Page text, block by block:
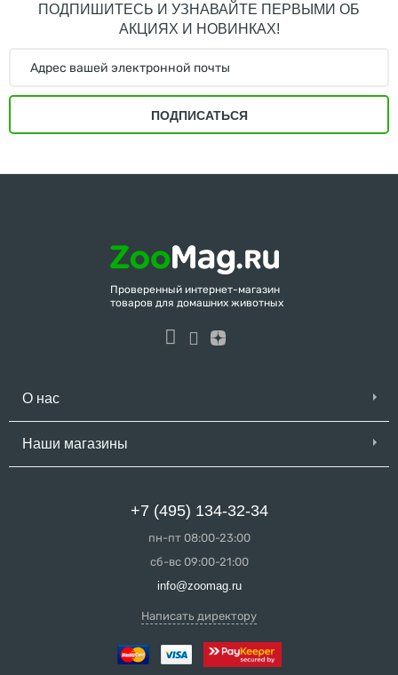
ПОДПИШИТЕСЬ И УЗНАВАЙТЕ ПЕРВЫМИ ОБ
АКЦИЯХ И НОВИНКАХ!
ПОДПИСАТЬСЯ
Проверенный интернет-магазин
товаров для домашних животных
О нас
Наши магазины
+7 (495) 134-32-34
пн-пт 08:00-23:00
сб-вс 09:00-21:00
info@zoomag.ru
Написать директору